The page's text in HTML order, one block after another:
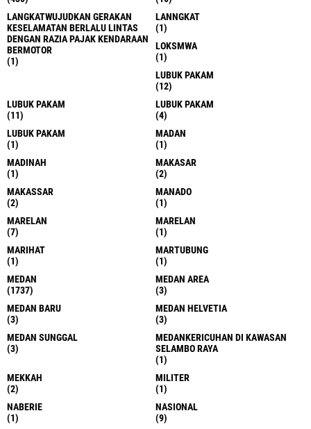
LANGKATWUJUDKAN GERAKAN
KESELAMATAN BERLALU LINTAS
DENGAN RAZIA PAJAK KENDARAAN
BERMOTOR
(1)
LANNGKAT
(1)
LOKSMWA
(1)
LUBUK PAKAM
(12)
LUBUK PAKAM
(11)
LUBUK PAKAM
(4)
LUBUK PAKAM
(1)
MADAN
(1)
MADINAH
(1)
MAKASAR
(2)
MAKASSAR
(2)
MANADO
(1)
MARELAN
(7)
MARELAN
(1)
MARIHAT
(1)
MARTUBUNG
(1)
MEDAN
(1737)
MEDAN AREA
(3)
MEDAN BARU
(3)
MEDAN HELVETIA
(3)
MEDAN SUNGGAL
(3)
MEDANKERICUHAN DI KAWASAN
SELAMBO RAYA
(1)
MEKKAH
(2)
MILITER
(1)
NABERIE
(1)
NASIONAL
(9)